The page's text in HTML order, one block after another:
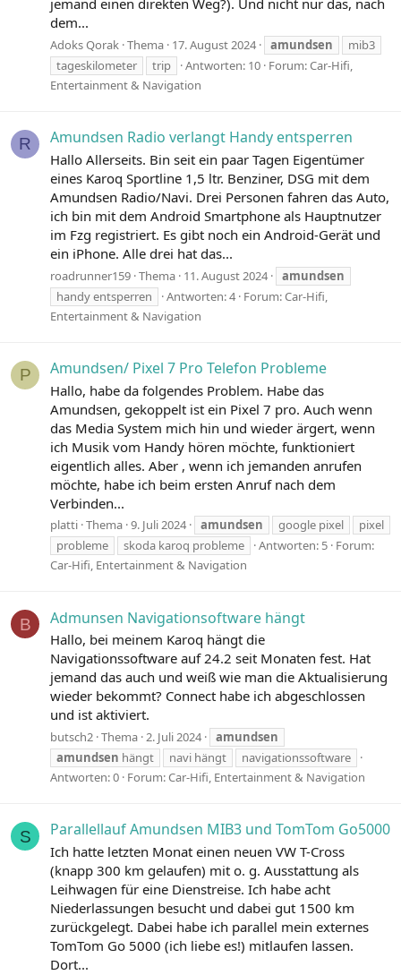
dem...
Adoks Qorak Thema 17. August 2024 amundsen
mib3
tageskilometer
trip Antworten: 10 Forum:Car-Hifi,
Entertainment & Navigation
R Amundsen Radio verlangt Handy entsperren
Hallo Allerseits. Bin seit ein paar Tagen Eigentümer
eines Karoq Sportline 1,5 ltr. Benziner, DSG mit dem
Amundsen Radio/Navi. Drei Personen fahren das Auto,
ich bin mit dem Android Smartphone als Hauptnutzer
im Fzg registriert. Es gibt noch ein Android-Gerät und
ein iPhone. Alle drei hat das...
roadrunner159 Thema 11. August 2024
amundsen
handy entsperren
Antworten: 4 Forum:Car-Hifi,
Entertainment & Navigation
P Amundsen/ Pixel 7 Pro Telefon Probleme
Hallo, habe da folgendes Problem. Habe das
Amundsen, gekoppelt ist ein Pixel 7 pro. Auch wenn
das Media System mich hin und wieder ärgert, wenn
ich Musik vom Handy hören möchte, funktioniert
eigentlich alles. Aber , wenn ich jemanden anrufen
möchte, habe ich beim ersten Anruf nach dem
Verbinden...
platti Thema 9. Juli 2024 amundsen google pixel
pixel
probleme
skoda karoq probleme Antworten: 5 Forum:
Car-Hifi, Entertainment & Navigation
B Admunsen Navigationsoftware hängt
Hallo, bei meinem Karoq hängt die
Navigationssoftware auf 24.2 seit Monaten fest. Hat
jemand das auch und weiß wie man die Aktualisierung
wieder bekommt? Connect habe ich abgeschlossen
und ist aktiviert.
butsch2 Thema 2. Juli 2024
amundsen
amundsen hängt navi hängt
navigationssoftware
Antworten: 0 Forum:Car-Hifi, Entertainment & Navigation
S Parallellauf Amundsen MIB3 und TomTom Go5000
Ich hatte letzten Monat einen neuen VW T-Cross
(knapp 300 km gelaufen) mit o. g. Ausstattung als
Leihwagen für eine Dienstreise. Ich habe acht
Niederlassungen besucht und dabei gut 1500 km
zurückgelegt. Dabei habe ich parallel mein externes
TomTom Go 5000 (ich liebe es!) mitlaufen lassen.
Dort...